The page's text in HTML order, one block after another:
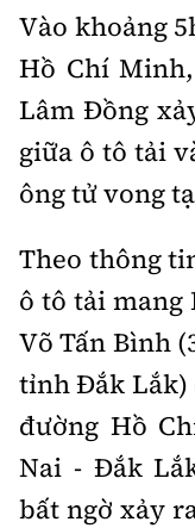
Nhà thầu
Mời thầu - Đấu
Thi viết về GTVT
Gương sáng giao
Âm nhạc
Hậu trường sao
360 độ thể thao
Sản phẩm mới
Tư vấn
Thế giới
Thời sự Quốc tế
Hồ sơ tài liệu
Thế giới giao
Thế giới xây dựng
Đi ++
Du lịch
Khám phá
Lối sống
Ẩm thực
Video
Thời sự
Khám phá
Camera giao
Câu chuyện giao
Giải trí - Thể thao
Cơ quan chủ
Giấy phép số: 03/
Tòa soạn: Số 2
Hà Nội.
Vào khoảng
Hồ Chí
Lâm Đồng
giữa ô tô tải
ông tử vong
Theo thông
ô tô tải mang
Võ Tấn Bình
tỉnh Đắk
đường Hồ
Nai - Đắk
bất ngờ xảy